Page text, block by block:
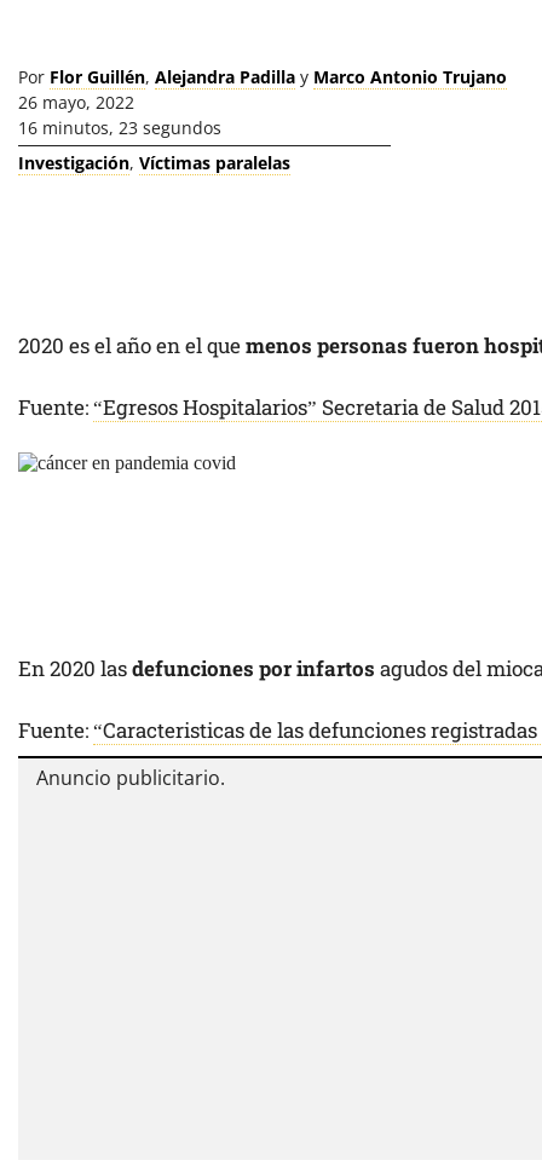
Por Flor Guillén, Alejandra Padilla y Marco Antonio Trujano
26 mayo, 2022
16 minutos, 23 segundos
Investigación, Víctimas paralelas
2020 es el año en el quemenos personas fueron
Fuente:“Egresos Hospitalarios” Secretaria de Salud
En 2020 lasdefunciones por infartos agudos del
Fuente:“Caracteristicas de las defunciones